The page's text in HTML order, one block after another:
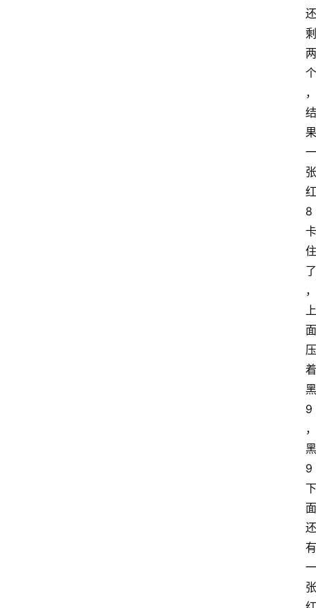
还
剩
两
个
，
结
果
一
张
红
8
卡
住
了
，
上
面
压
着
黑
9
，
黑
9
下
面
还
有
一
张